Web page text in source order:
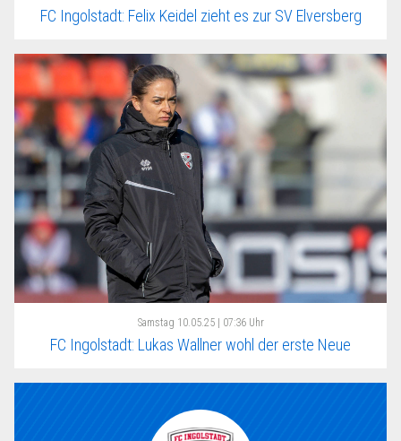
FC Ingolstadt: Felix Keidel zieht es zur SV Elversberg
Samstag 10.05.25 | 07:36 Uhr
FC Ingolstadt: Lukas Wallner wohl der erste Neue